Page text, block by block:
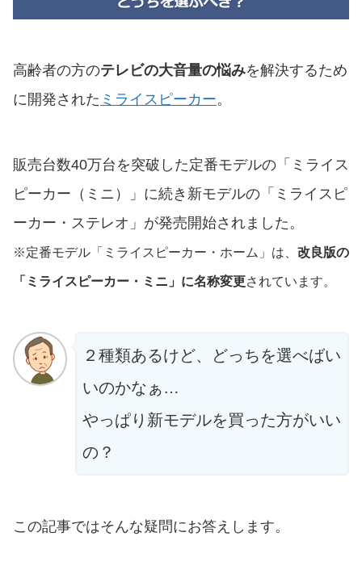
高齢者の方のテレビの大音量の悩みを解決するため
に開発された ミライスピーカー。
販売台数40万台を突破した定番モデルの「ミライス
ピーカー（ミニ）」に続き新モデルの「ミライスピ
ーカー・ステレオ」が発売開始されました。
※定番モデル「ミライスピーカー・ホーム」は、 改良版の
「ミライスピーカー・ミニ」に名称変更されています。
２種類あるけど、どっちを選べばい
いのかなぁ…
やっぱり新モデルを買った方がいい
の？
この記事ではそんな疑問にお答えします。